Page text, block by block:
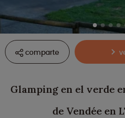
comparte
Glamping en el verde
de Vendée en